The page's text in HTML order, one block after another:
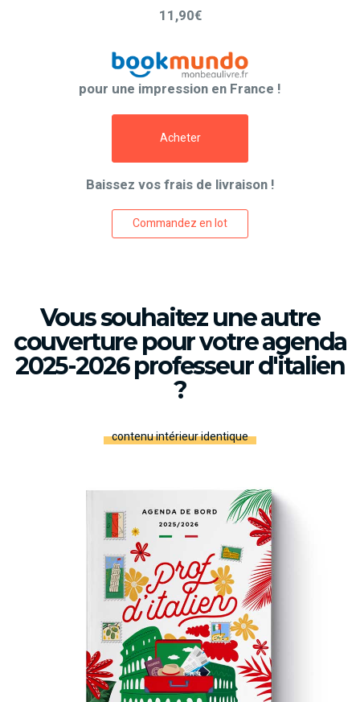
11,90€
pour une impression en France !
Acheter
Baissez vos frais de livraison !
Commandez en lot
Vous souhaitez une autre
couverture pour votre agenda
2025-2026 professeur d'italien
?
contenu intérieur identique